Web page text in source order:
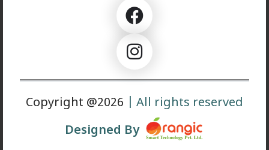
Copyright @2026 | All rights reserved
Designed By